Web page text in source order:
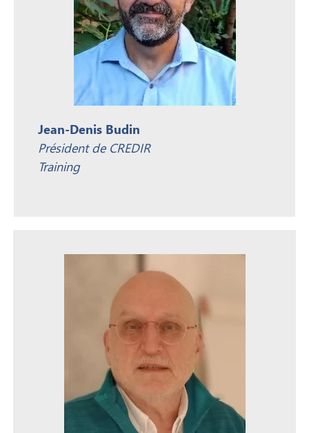
Jean-Denis Budin
Président de CREDIR
Training